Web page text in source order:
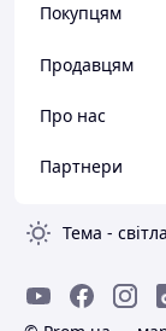
Покупцям
Продавцям
Про нас
Партнери
Тема - світла